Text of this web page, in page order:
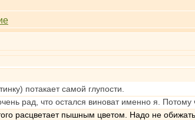
потакает самой глупости.
рад, что остался виноват именно я. Потому
расцветает пышным цветом. Надо не